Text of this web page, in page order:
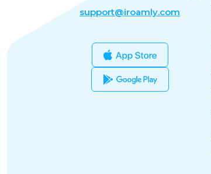
support@iroamly.com